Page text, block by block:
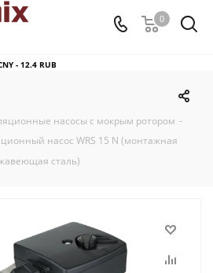
0
- 12.4 RUB
насосы с мокрым ротором -
насос WRS 15 N (монтажная
сталь)